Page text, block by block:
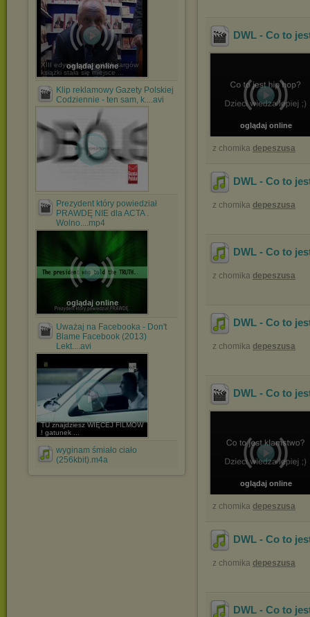
oglądaj online
XIII edycja krakowskich targów
książki stała się miejsce ...
Klip reklamowy Gazety Polskiej
Codziennie - ten sam, k....avi
Prezydent który powiedział
PRAWDĘ NIE dla ACTA .
Wolno....mp4
oglądaj online
Uważaj na Facebooka - Don't
Blame Facebook (2013)
Lekt....avi
TU znajdziesz WIĘCEJ FILMÓW
! gatunek ...
wyginam śmiało ciało
(256kbit).m4a
DWL - Co to
oglądaj online
z chomika depeszusa
DWL - Co to
z chomika depeszusa
DWL - Co to
z chomika depeszusa
DWL - Co to
z chomika depeszusa
DWL - Co to
oglądaj online
z chomika depeszusa
DWL - Co to
z chomika depeszusa
DWL - Co to